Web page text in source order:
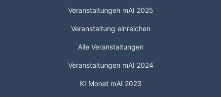
Veranstaltungen mAI 2025
Veranstaltung einreichen
Alle Veranstaltungen
Veranstaltungen mAI 2024
KI Monat mAI 2023